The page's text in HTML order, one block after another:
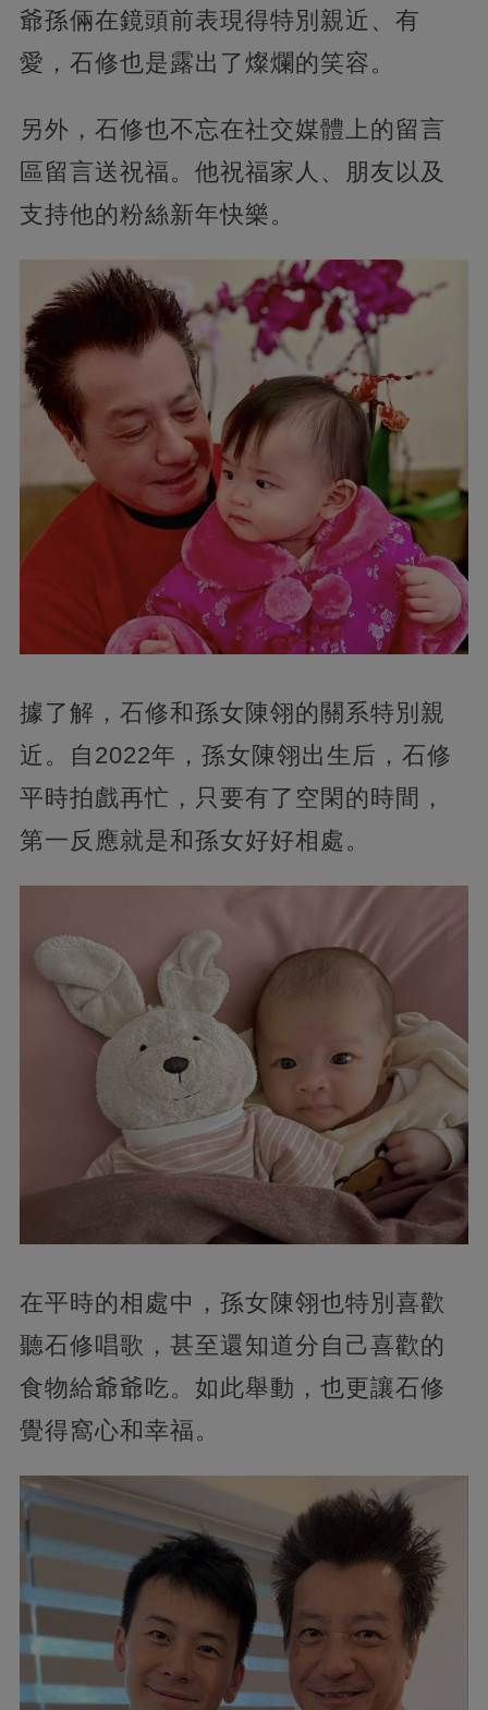
爺孫倆在鏡頭前表現得特別親近、有
愛，石修也是露出了燦爛的笑容。
另外，石修也不忘在社交媒體上的留言
區留言送祝福。他祝福家人、朋友以及
支持他的粉絲新年快樂。
據了解，石修和孫女陳翎的關系特別親
近。自2022年，孫女陳翎出生后，石修
平時拍戲再忙，只要有了空閑的時間，
第一反應就是和孫女好好相處。
在平時的相處中，孫女陳翎也特別喜歡
聽石修唱歌，甚至還知道分自己喜歡的
食物給爺爺吃。如此舉動，也更讓石修
覺得窩心和幸福。